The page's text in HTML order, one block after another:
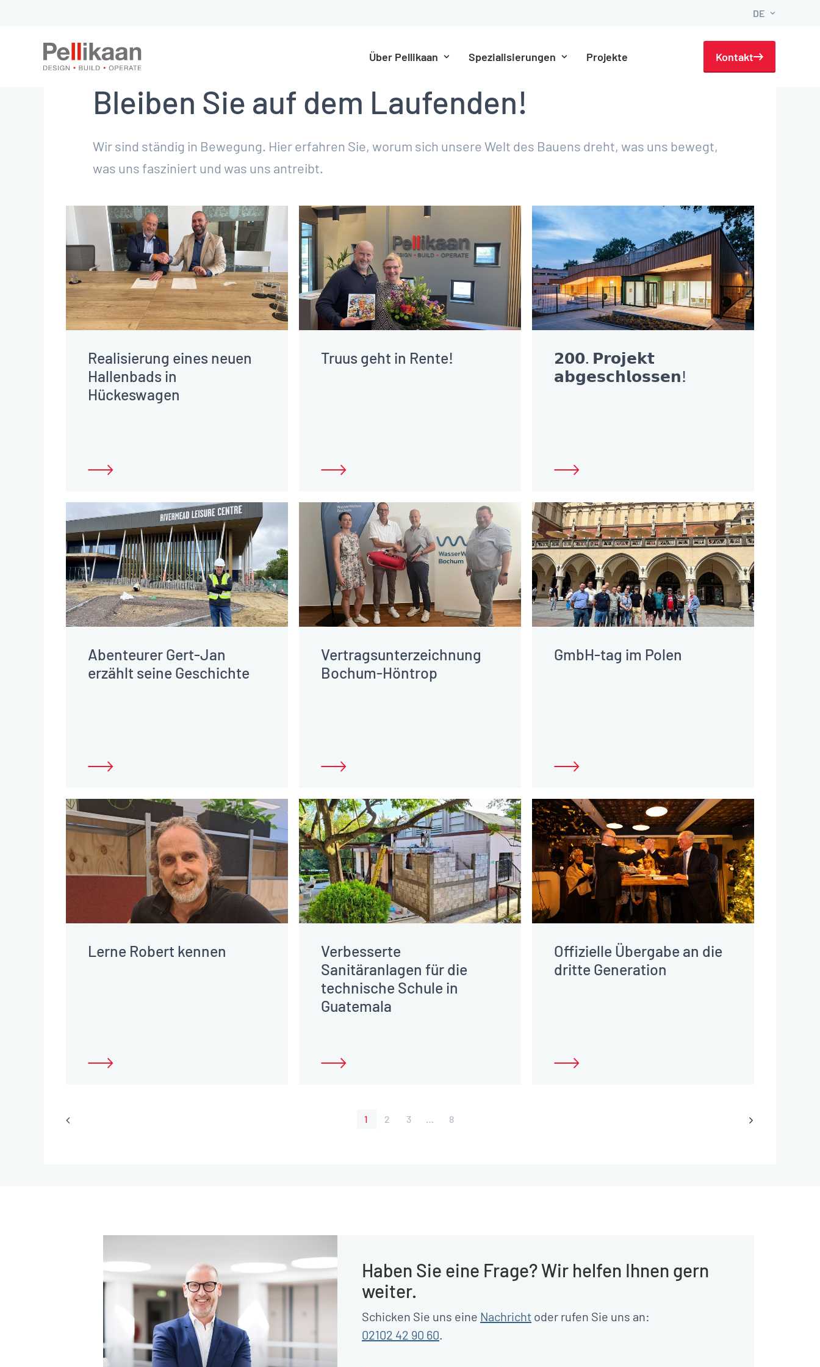
DE
Über Pellikaan Spezialisierungen Projekte Kontakt
Bleiben Sie auf dem Laufenden!
Wir sind ständig in Bewegung. Hier erfahren Sie, worum sich unsere Welt des Bauens dreht, was uns bewegt,
was uns fasziniert und was uns antreibt.
Realisierung eines neuen
Hallenbads in
Hückeswagen
Truus geht in Rente!
𝟮𝟬𝟬. 𝗣𝗿𝗼𝗷𝗲𝗸𝘁
𝗮𝗯𝗴𝗲𝘀𝗰𝗵𝗹𝗼𝘀𝘀𝗲𝗻!
Abenteurer Gert-Jan
erzählt seine Geschichte
Vertragsunterzeichnung
Bochum-Höntrop
GmbH-tag im Polen
Lerne Robert kennen
Verbesserte
Sanitäranlagen für die
technische Schule in
Guatemala
Offizielle Übergabe an die
dritte Generation
1 2 3 8
Haben Sie eine Frage? Wir helfen Ihnen gern
weiter.
Schicken Sie uns eine Nachricht oder rufen Sie uns an:
02102 42 90 60.